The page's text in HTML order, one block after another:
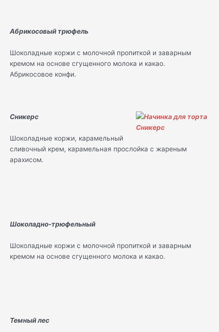
Абрикосовый трюфель
Шоколадные коржи с молочной пропиткой и заварным
кремом на основе сгущенного молока и какао.
Абрикосовое конфи.
Сникерс
Шоколадные коржи, карамельный
сливочный крем, карамельная прослойка с жареным
арахисом.
Шоколадно-трюфельный
Шоколадные коржи с молочной пропиткой и заварным
кремом на основе сгущенного молока и какао.
Темный лес